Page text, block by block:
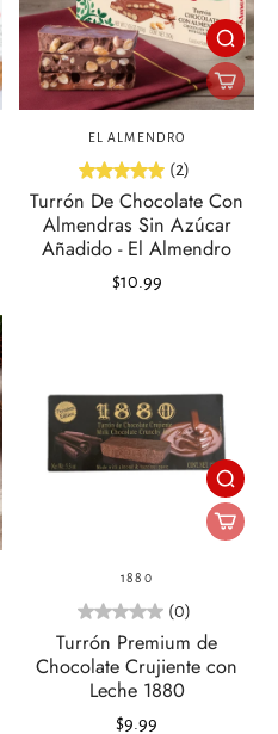
EL ALMENDRO
(2)
Turrón De Chocolate Con
Almendras Sin Azúcar
Añadido - El Almendro
$10.99
1880
(0)
Turrón Premium de
Chocolate Crujiente con
Leche 1880
$9.99